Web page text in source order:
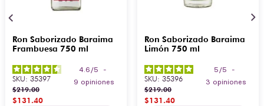
Ron Saborizado Baraima
Frambuesa 750 ml
4.6 /5
-
9 opiniones
SKU: 35397
$219.00
$131.40
Ron Saborizado Baraima
Limón 750 ml
5 /5
-
3 opiniones
SKU: 35396
$219.00
$131.40